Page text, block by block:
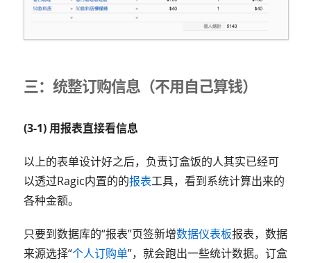
三：统整订购信息（不用自己算钱）
(3-1) 用报表直接看信息
以上的表单设计好之后，负责订盒饭的人其实已经可
以透过Ragic内置的的报表工具，看到系统计算出来的
各种金额。
只要到数据库的“报表”页签新增数据仪表板报表，数据
来源选择“个人订购单”，就会跑出一些统计数据。订盒